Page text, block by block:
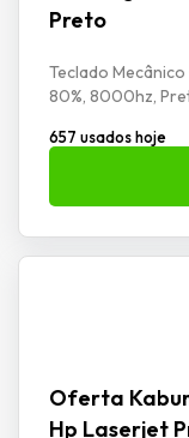
Preto
Teclado
80%, 8000hz,
657 usados hoje
Oferta
Hp Laserjet